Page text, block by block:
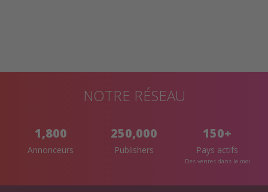
NOTRE RÉSEAU
1,800
Annonceurs
250,000
Publishers
150+
Pays actifs
Des ventes dans le monde